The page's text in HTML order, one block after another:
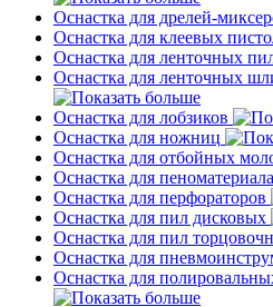
Оснастка для дрелей-
Оснастка для клеевых
Оснастка для ленточных
Оснастка для ленточных
Оснастка для лобзиков
Оснастка для ножниц
Оснастка для отбойных
Оснастка для пеноматериала
Оснастка для перфораторов
Оснастка для пил дисковых
Оснастка для пил
Оснастка для
Оснастка для